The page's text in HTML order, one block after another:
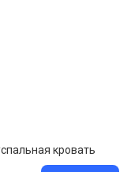
кровать